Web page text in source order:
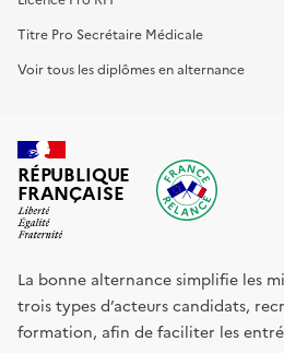
Titre Pro Secrétaire Médicale
Voir tous les diplômes en alternance
RÉPUBLIQUE
FRANÇAISE
La bonne alternance simplifie les
trois types d’acteurs candidats,
formation, afin de faciliter les